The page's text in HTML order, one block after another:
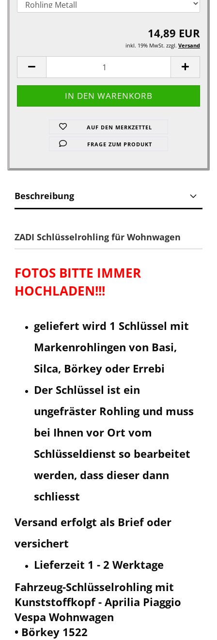
14,89 EUR
inkl. 19% MwSt. zzgl. Versand
AUF DEN MERKZETTEL
FRAGE ZUM PRODUKT
Beschreibung
ZADI Schlüsselrohling für Wohnwagen
FOTOS BITTE IMMER
HOCHLADEN!!!
geliefert wird 1 Schlüssel mit
Markenrohlingen von Basi,
Silca, Börkey oder Errebi
Der Schlüssel ist ein
ungefräster Rohling und muss
bei Ihnen vor Ort vom
Schlüsseldienst so bearbeitet
werden, dass dieser dann
schliesst
Versand erfolgt als Brief oder
versichert
Lieferzeit 1 - 2 Werktage
Fahrzeug-Schlüsselrohling mit
Kunststoffkopf - Aprilia Piaggio
Vespa Wohnwagen
• Börkey 1522